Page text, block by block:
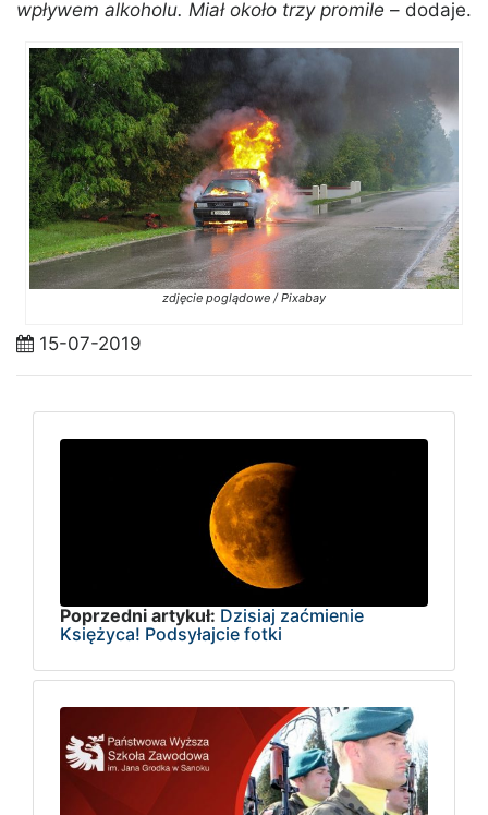
wpływem alkoholu. Miał około trzy promile – dodaje.
zdjęcie poglądowe / Pixabay
15-07-2019
Poprzedni artykuł: Dzisiaj zaćmienie
Księżyca! Podsyłajcie fotki